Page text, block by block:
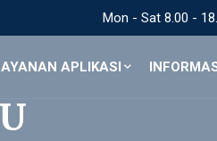
Mon - Sat 8.00 -
APLIKASI